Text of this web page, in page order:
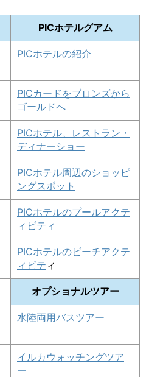
PICホテルグアム
PICホテルの紹介
PICカードをブロンズから
ゴールドへ
PICホテル、レストラン・
ディナーショー
PICホテル周辺のショッピ
ングスポット
PICホテルのプールアクテ
ィビティ
PICホテルのビーチアクテ
ィビテ ィ
オプショナルツアー
水陸両用バスツアー
イルカウォッチングツア
ー